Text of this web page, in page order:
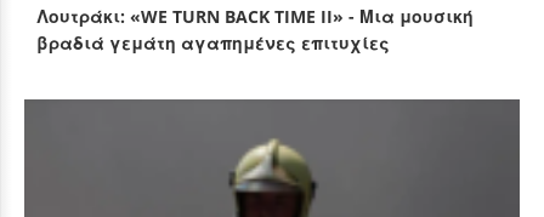
Λουτράκι: «WE TURN BACK TIME II» - Μια μουσική
βραδιά γεμάτη αγαπημένες επιτυχίες